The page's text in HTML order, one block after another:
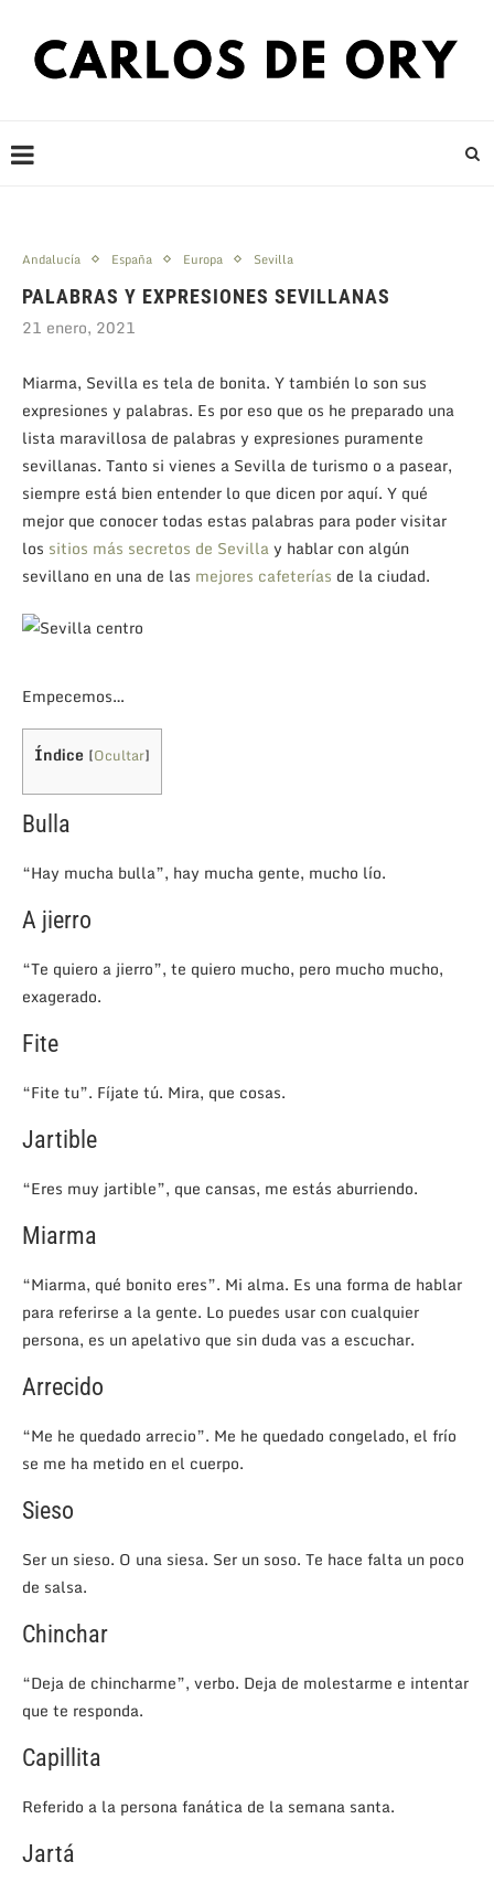
Andalucía España Europa Sevilla
PALABRAS Y EXPRESIONES SEVILLANAS
21 enero, 2021
Miarma, Sevilla es tela de bonita. Y también lo son sus
expresiones y palabras. Es por eso que os he preparado una
lista maravillosa de palabras y expresiones puramente
sevillanas. Tanto si vienes a Sevilla de turismo o a pasear,
siempre está bien entender lo que dicen por aquí. Y qué
mejor que conocer todas estas palabras para poder visitar
los sitios más secretos de Sevillay hablar con algún
sevillano en una de las mejores cafeterías de la ciudad.
Empecemos…
Índice [Ocultar]
Bulla
“Hay mucha bulla”, hay mucha gente, mucho lío.
A jierro
“Te quiero a jierro”, te quiero mucho, pero mucho mucho,
exagerado.
Fite
“Fite tu”. Fíjate tú. Mira, que cosas.
Jartible
“Eres muy jartible”, que cansas, me estás aburriendo.
Miarma
“Miarma, qué bonito eres”. Mi alma. Es una forma de hablar
para referirse a la gente. Lo puedes usar con cualquier
persona, es un apelativo que sin duda vas a escuchar.
Arrecido
“Me he quedado arrecio”. Me he quedado congelado, el frío
se me ha metido en el cuerpo.
Sieso
Ser un sieso. O una siesa. Ser un soso. Te hace falta un poco
de salsa.
Chinchar
“Deja de chincharme”, verbo. Deja de molestarme e intentar
que te responda.
Capillita
Referido a la persona fanática de la semana santa.
Jartá